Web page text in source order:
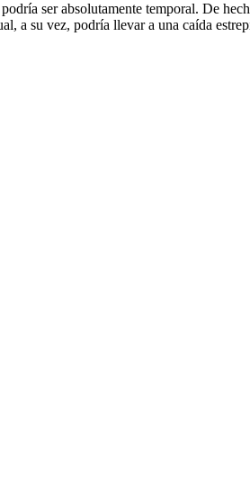
ser absolutamente temporal. De
a su vez, podría llevar a una caída